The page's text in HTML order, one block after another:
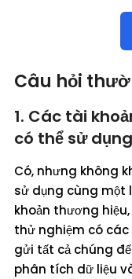
Câu hỏi
1. Các tài
có thể sử
Có, nhưng không
sử dụng cùng một
khoản thương
thử nghiệm có các
gửi tất cả chúng
phân tích dữ liệu